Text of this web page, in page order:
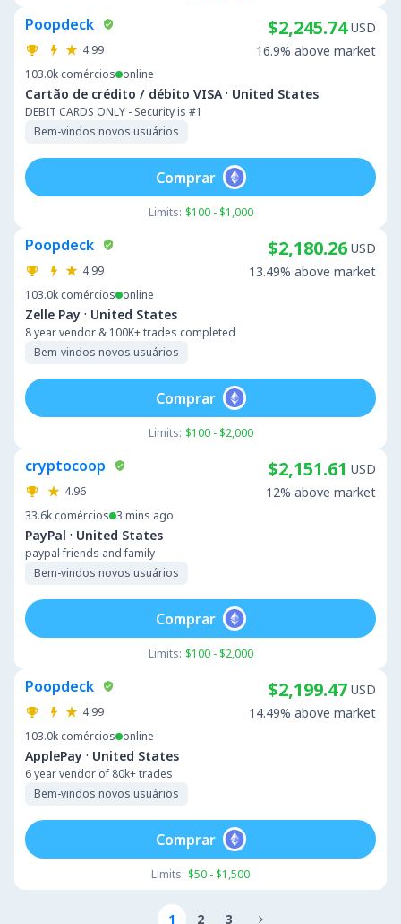
Poopdeck
4.99
103.0k comércios online
Cartão de crédito / débito VISA · United States
DEBIT CARDS ONLY - Security is #1
Bem-vindos novos usuários
$2,245.74 USD
16.9% above market
Limits: $100 - $1,000
Comprar
Poopdeck
4.99
103.0k comércios online
Zelle Pay · United States
8 year vendor & 100K+ trades completed
Bem-vindos novos usuários
$2,180.26 USD
13.49% above market
Limits: $100 - $2,000
Comprar
cryptocoop
4.96
33.6k comércios 3 mins ago
PayPal · United States
paypal friends and family
Bem-vindos novos usuários
$2,151.61 USD
12% above market
Limits: $100 - $2,000
Comprar
Poopdeck
4.99
103.0k comércios online
ApplePay · United States
6 year vendor of 80k+ trades
Bem-vindos novos usuários
$2,199.47 USD
14.49% above market
Limits: $50 - $1,500
Comprar
1 2 3 